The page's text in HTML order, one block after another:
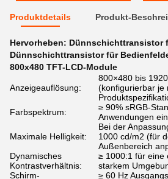
Produktdetails Produkt-
Hervorheben: Dünnschichttransistor
Dünnschichttransistor für
800x480 TFT-LCD-Module
Anzeigeauflösung:
800×480 bis
(konfigurierbar je
Farbspektrum:
≥ 90% sRGB-
Anwendungen
Maximale Helligkeit:
Bei der
1000 cd/m2 (für
Außenbereich
Dynamisches
Kontrastverhältnis:
≥ 1000:1 für eine
starkem
Schirm-
≥ 60 Hz